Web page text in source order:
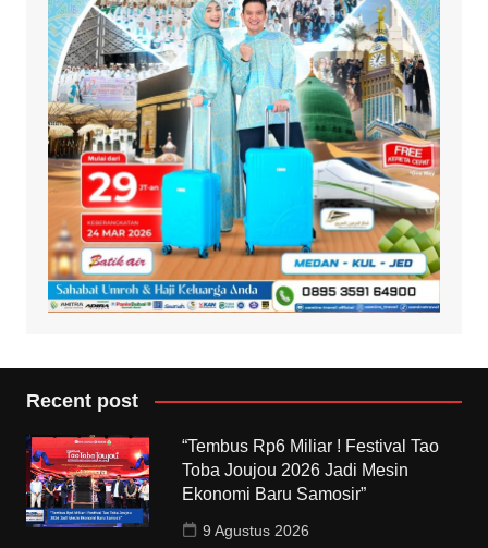
Recent post
“Tembus Rp6 Miliar ! Festival Tao
Toba Joujou 2026 Jadi Mesin
Ekonomi Baru Samosir”
9 Agustus 2026